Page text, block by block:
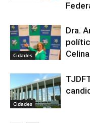
Cidades
Dra.
Cidades